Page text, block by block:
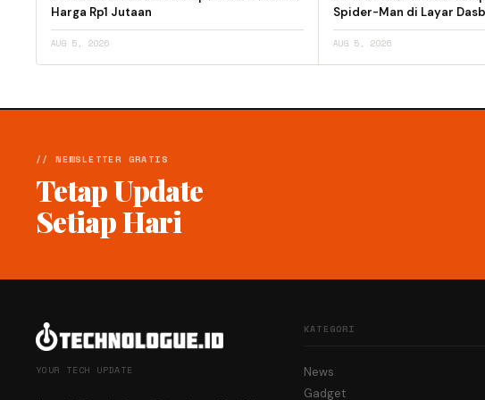
Harga Rp1 Jutaan
AUG 5, 2026
Spider-Man di Layar
AUG 5, 2026
// NEWSLETTER GRATIS
Tetap Update
Setiap Hari
YOUR TECH UPDATE
KATEGORI
News
Gadget